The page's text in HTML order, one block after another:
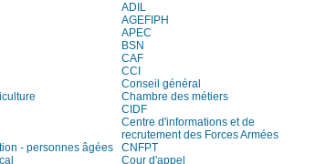
ADIL
AGEFIPH
APEC
BSN
CAF
CCI
Conseil général
Chambre des métiers
CIDF
Centre d'informations et de
recrutement des Forces Armées
- personnes âgées
CNFPT
Cour d'appel